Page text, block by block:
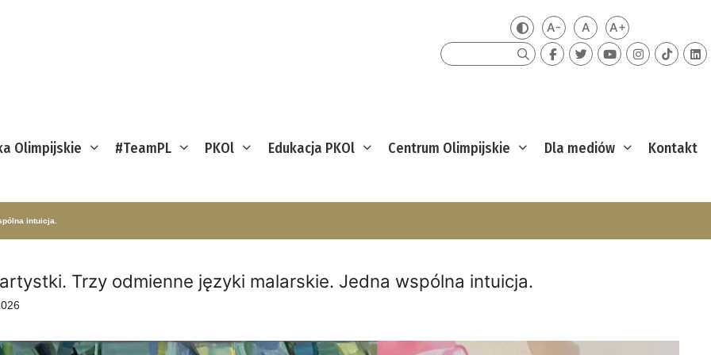
Zmień kontrast
A-Mniejsza czcionka
ADomyślna czcionka
A+Większa
Szukaj
Olimpijskie #TeamPL PKOl Edukacja PKOl Centrum Olimpijskie Dla mediów Kontakt
intuicja.
Trzy odmienne języki malarskie. Jedna wspólna intuicja.